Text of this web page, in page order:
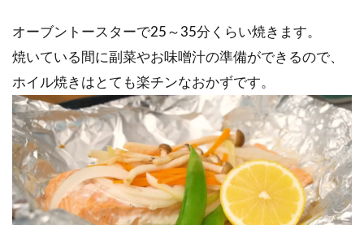
オーブントースターで25～35分くらい焼きます。
焼いている間に副菜やお味噌汁の準備ができるので、
ホイル焼きはとても楽チンなおかずです。